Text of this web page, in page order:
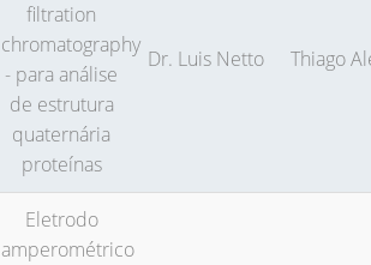
filtration
chromatography
- para análise
de estrutura
quaternária
proteínas
Dr. Luis Netto Thiago
Eletrodo
amperométrico